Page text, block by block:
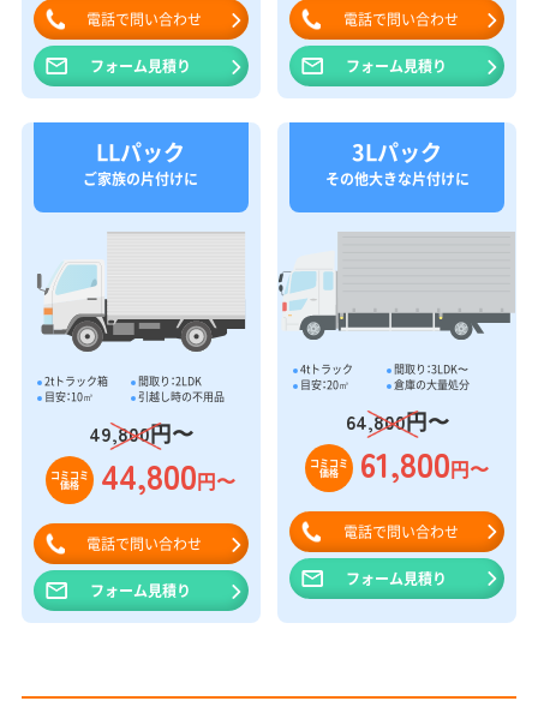
電話で問い合わせ
フォーム見積り
電話で問い合わせ
フォーム見積り
LLパック
ご家族の片付けに
2tトラック箱
間取り：2LDK
目安：10㎥
引越し時の不用品
49,800円〜
コミコミ
価格 44,800円〜
電話で問い合わせ
フォーム見積り
3Lパック
その他大きな片付けに
4tトラック
間取り：3LDK〜
目安：20㎥
倉庫の大量処分
64,800円〜
コミコミ
価格 61,800円〜
電話で問い合わせ
フォーム見積り